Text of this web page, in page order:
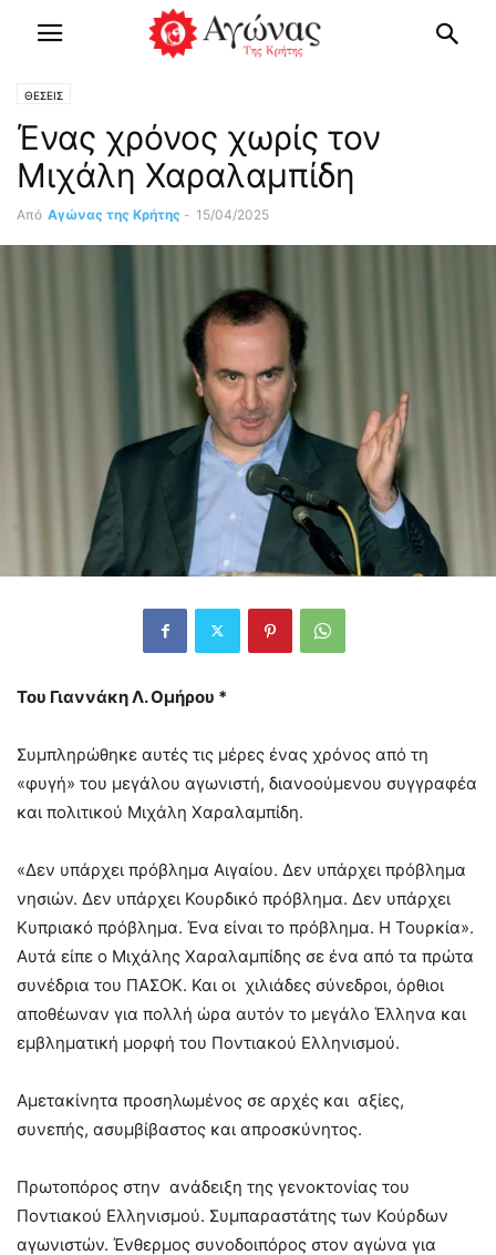
ΘΕΣΕΙΣ
Ένας χρόνος χωρίς τον
Μιχάλη Χαραλαμπίδη
Από Αγώνας της Κρήτης - 15/04/2025
Του Γιαννάκη Λ. Ομήρου *
Συμπληρώθηκε αυτές τις μέρες ένας χρόνος από τη
«φυγή» του μεγάλου αγωνιστή, διανοούμενου συγγραφέα
και πολιτικού Μιχάλη Χαραλαμπίδη.
«Δεν υπάρχει πρόβλημα Αιγαίου. Δεν υπάρχει πρόβλημα
νησιών. Δεν υπάρχει Κουρδικό πρόβλημα. Δεν υπάρχει
Κυπριακό πρόβλημα. Ένα είναι το πρόβλημα. Η Τουρκία».
Αυτά είπε ο Μιχάλης Χαραλαμπίδης σε ένα από τα πρώτα
συνέδρια του ΠΑΣΟΚ. Και οι χιλιάδες σύνεδροι, όρθιοι
αποθέωναν για πολλή ώρα αυτόν το μεγάλο Έλληνα και
εμβληματική μορφή του Ποντιακού Ελληνισμού.
Αμετακίνητα προσηλωμένος σε αρχές και αξίες,
συνεπής, ασυμβίβαστος και απροσκύνητος.
Πρωτοπόρος στην ανάδειξη της γενοκτονίας του
Ποντιακού Ελληνισμού. Συμπαραστάτης των Κούρδων
αγωνιστών. Ένθερμος συνοδοιπόρος στον αγώνα για